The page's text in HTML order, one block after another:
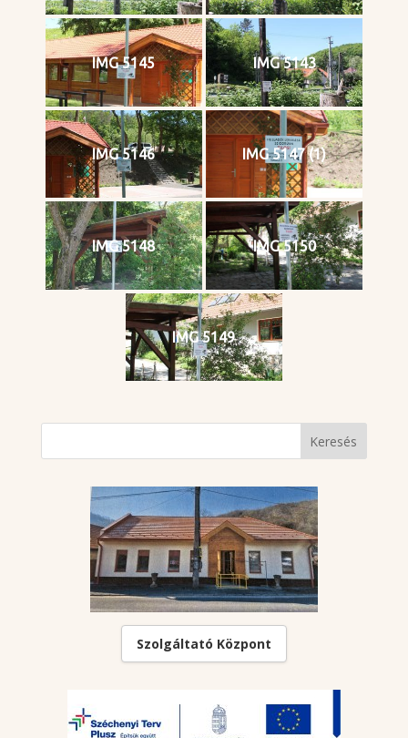
IMG 5145 IMG 5143
IMG 5146 IMG 5147 (1)
IMG 5148 IMG 5150
IMG 5149
Szolgáltató Központ